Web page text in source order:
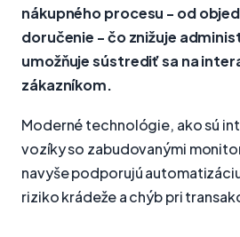
nákupného procesu - od
doručenie - čo znižuje
umožňuje sústrediť sa na
zákazníkom.
Moderné technológie, ako sú
vozíky so zabudovanými
navyše podporujú
riziko krádeže a chýb pri